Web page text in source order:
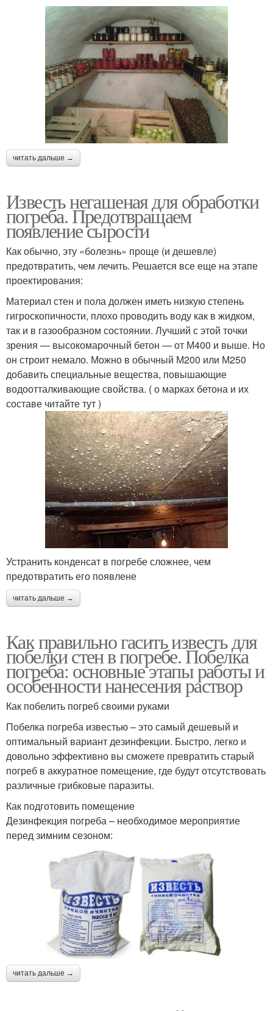
читать дальше →
Известь негашеная для обработки
погреба. Предотвращаем
появление сырости
Как обычно, эту «болезнь» проще (и дешевле)
предотвратить, чем лечить. Решается все еще на этапе
проектирования:
Материал стен и пола должен иметь низкую степень
гигроскопичности, плохо проводить воду как в жидком,
так и в газообразном состоянии. Лучший с этой точки
зрения — высокомарочный бетон — от М400 и выше. Но
он строит немало. Можно в обычный М200 или М250
добавить специальные вещества, повышающие
водоотталкивающие свойства. ( о марках бетона и их
составе читайте тут )
Устранить конденсат в погребе сложнее, чем
предотвратить его появлене
читать дальше →
Как правильно гасить известь для
побелки стен в погребе. Побелка
погреба: основные этапы работы и
особенности нанесения раствор
Как побелить погреб своими руками
Побелка погреба известью – это самый дешевый и
оптимальный вариант дезинфекции. Быстро, легко и
довольно эффективно вы сможете превратить старый
погреб в аккуратное помещение, где будут отсутствовать
различные грибковые паразиты.
Как подготовить помещение
Дезинфекция погреба – необходимое мероприятие
перед зимним сезоном:
читать дальше →